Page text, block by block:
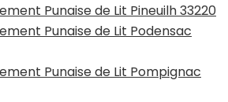
Punaise de Lit Pineuilh 33220
Punaise de Lit Podensac
Punaise de Lit Pompignac